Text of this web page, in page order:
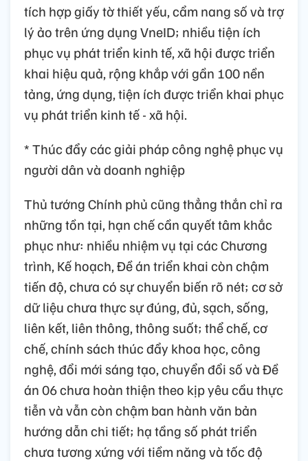
tích hợp giấy tờ thiết yếu, cẩm nang số và trợ
lý ảo trên ứng dụng VneID; nhiều tiện ích
phục vụ phát triển kinh tế, xã hội được triển
khai hiệu quả, rộng khắp với gần 100 nền
tảng, ứng dụng, tiện ích được triển khai phục
vụ phát triển kinh tế - xã hội.
* Thúc đẩy các giải pháp công nghệ phục vụ
người dân và doanh nghiệp
Thủ tướng Chính phủ cũng thẳng thắn chỉ ra
những tồn tại, hạn chế cần quyết tâm khắc
phục như: nhiều nhiệm vụ tại các Chương
trình, Kế hoạch, Đề án triển khai còn chậm
tiến độ, chưa có sự chuyển biến rõ nét; cơ sở
dữ liệu chưa thực sự đúng, đủ, sạch, sống,
liên kết, liên thông, thông suốt; thể chế, cơ
chế, chính sách thúc đẩy khoa học, công
nghệ, đổi mới sáng tạo, chuyển đổi số và Đề
án 06 chưa hoàn thiện theo kịp yêu cầu thực
tiễn và vẫn còn chậm ban hành văn bản
hướng dẫn chi tiết; hạ tầng số phát triển
chưa tương xứng với tiềm năng và tốc độ